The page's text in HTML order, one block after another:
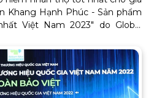
Khang Hạnh Phúc - Sản phẩm
Việt Nam 2023" do Global